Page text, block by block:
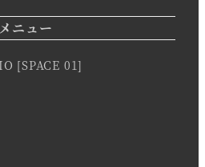
メニュー
[SPACE 01]